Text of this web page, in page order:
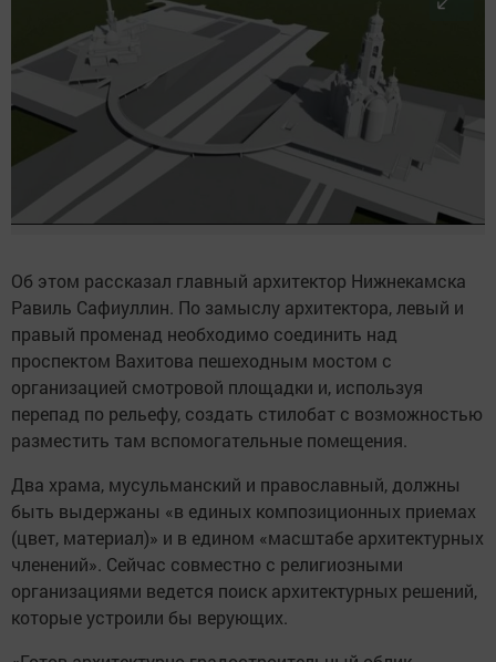
Об этом рассказал главный архитектор Нижнекамска
Равиль Сафиуллин. По замыслу архитектора, левый и
правый променад необходимо соединить над
проспектом Вахитова пешеходным мостом с
организацией смотровой площадки и, используя
перепад по рельефу, создать стилобат с возможностью
разместить там вспомогательные помещения.
Два храма, мусульманский и православный, должны
быть выдержаны «в единых композиционных приемах
(цвет, материал)» и в едином «масштабе архитектурных
членений». Сейчас совместно с религиозными
организациями ведется поиск архитектурных решений,
которые устроили бы верующих.